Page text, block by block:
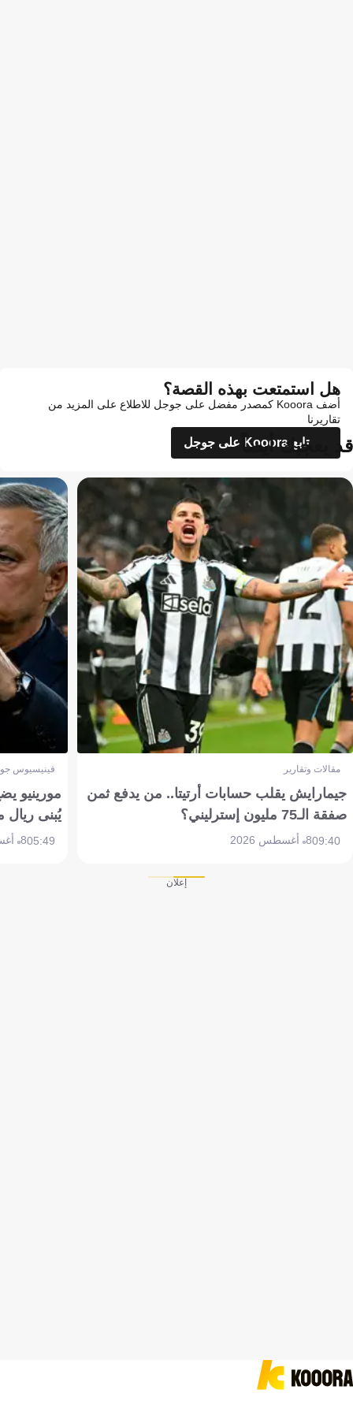
هل استمتعت بهذه القصة؟
أضف Kooora كمصدر مفضل على جوجل للاطلاع على المزيد من
تقاريرنا
تابع Kooora على جوجل
قد يعجبك أيضاً
مقالات وتقارير
جيمارايش يقلب حسابات أرتيتا.. من يدفع ثمن
صفقة الـ75 مليون إسترليني؟
09:408 أغسطس 2026
فينيسيوس
مورينيو
يُبنى ريال
05:498 أغسطس 2026
إعلان